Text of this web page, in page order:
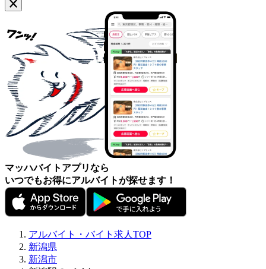
マッハバイトアプリなら
いつでもお得にアルバイトが探せます！
アルバイト・バイト求人TOP
新潟県
新潟市